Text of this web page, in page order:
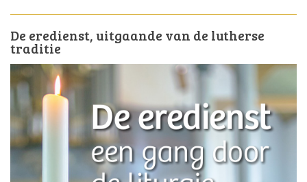
De eredienst, uitgaande van de lutherse
traditie